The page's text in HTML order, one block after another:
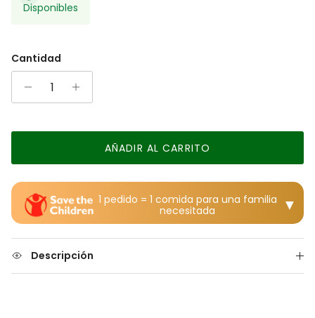
Disponibles
Cantidad
AÑADIR AL CARRITO
1 pedido = 1 comida para una familia
necesitada
▼
Descripción